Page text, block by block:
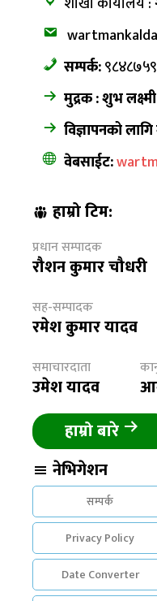
सम्पर्क:
मुद्रक : शुभ
विज्ञापनको
वेबसाईट:
हाम्रो टिम:
प्रधान सम्पादक
रौशन कुमार चौधरी
सह-सम्पादक
रमेश कुमार यादव
समाचारदाता
उमेश यादव
हाम्रो बारे
नेभिगेशन
सम्पर्क
Privacy Policy
Date Converter